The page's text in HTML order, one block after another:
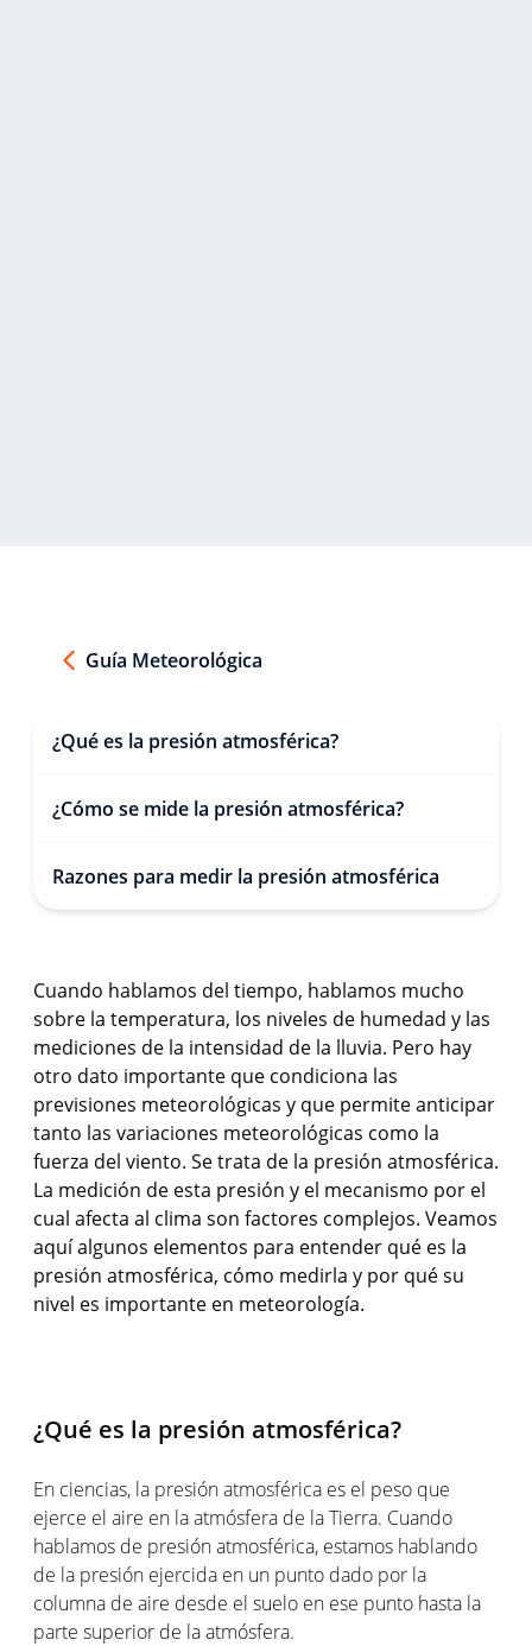
Guía Meteorológica
¿Qué es la presión atmosférica?
¿Cómo se mide la presión atmosférica?
Razones para medir la presión atmosférica
Cuando hablamos del tiempo, hablamos mucho
sobre la temperatura, los niveles de humedad y las
mediciones de la intensidad de la lluvia. Pero hay
otro dato importante que condiciona las
previsiones meteorológicas y que permite anticipar
tanto las variaciones meteorológicas como la
fuerza del viento. Se trata de la presión atmosférica.
La medición de esta presión y el mecanismo por el
cual afecta al clima son factores complejos. Veamos
aquí algunos elementos para entender qué es la
presión atmosférica, cómo medirla y por qué su
nivel es importante en meteorología.
¿Qué es la presión atmosférica?
En ciencias, la presión atmosférica es el peso que
ejerce el aire en la atmósfera de la Tierra. Cuando
hablamos de presión atmosférica, estamos hablando
de la presión ejercida en un punto dado por la
columna de aire desde el suelo en ese punto hasta la
parte superior de la atmósfera.